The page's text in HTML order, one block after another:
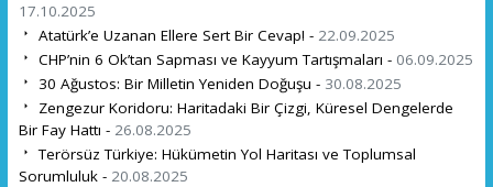
17.10.2025
Atatürk’e Uzanan Ellere Sert Bir Cevap! - 22.09.2025
CHP’nin 6 Ok’tan Sapması ve Kayyum Tartışmaları - 06.09.2025
30 Ağustos: Bir Milletin Yeniden Doğuşu - 30.08.2025
Zengezur Koridoru: Haritadaki Bir Çizgi, Küresel Dengelerde
Bir Fay Hattı - 26.08.2025
Terörsüz Türkiye: Hükümetin Yol Haritası ve Toplumsal
Sorumluluk - 20.08.2025